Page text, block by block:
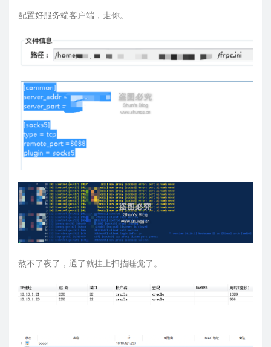
配置好服务端客户端，走你。
熬不了夜了，通了就挂上扫描睡觉了。